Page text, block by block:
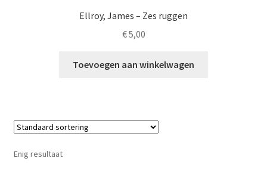
Ellroy, James – Zes ruggen
€5,00
Toevoegen aan winkelwagen
Enig resultaat